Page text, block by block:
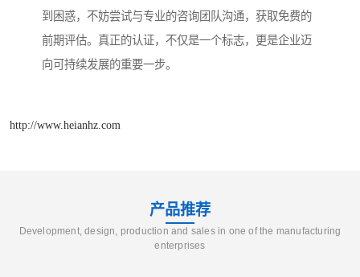
到困惑，不妨尝试与专业的咨询团队沟通，获取免费的
前期评估。真正的认证，不仅是一个标志，更是企业迈
向可持续发展的重要一步。
http://www.heianhz.com
产品推荐
Development, design, production and sales in one of the manufacturing
enterprises